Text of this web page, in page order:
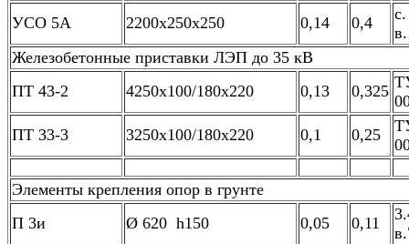
УСО 5А
2200х250х250 0,14 0,4
Железобетонные приставки ЛЭП до 35 кВ
ПТ 43-2
4250х100/180х220 0,13 0,325
ПТ 33-3
3250х100/180х220 0,1 0,25
Элементы крепления опор в грунте
П 3и
Ø 620 h150 0,05 0,11